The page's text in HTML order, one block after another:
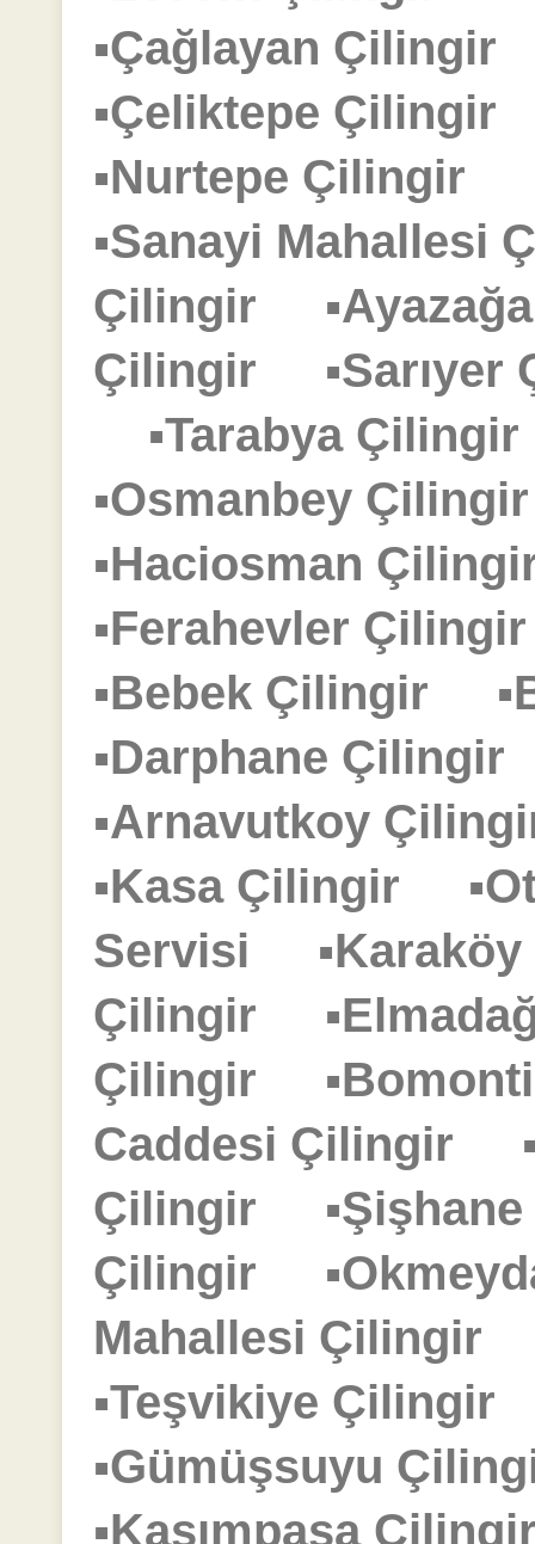
▪Çağlayan
▪Çeliktepe
▪Nurtepe Çilingir
▪Sanayi
Çilingir
Çilingir
▪Tarabya
▪Osmanbey
▪Haciosman
▪Ferahevler
▪Bebek Çilingir
▪Darphane
▪Arnavutkoy
▪Kasa Çilingir
Servisi
Çilingir
Çilingir
Caddesi Çilingir
Çilingir
Çilingir
Mahallesi Çilingir
▪Teşvikiye
▪Gümüşsuyu
▪Kasımpaşa